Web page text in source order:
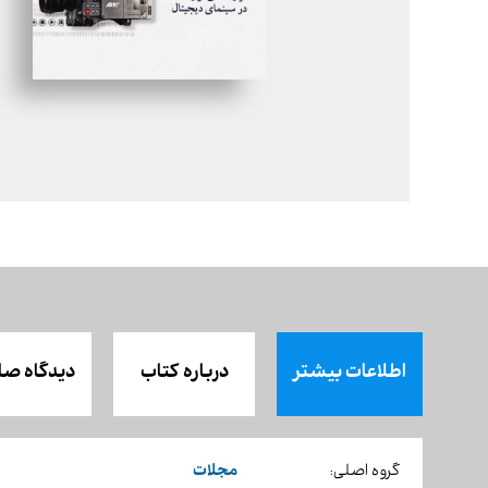
اطلاعات بیشتر درباره کتاب دیدگاه
گروه اصلی: مجلات